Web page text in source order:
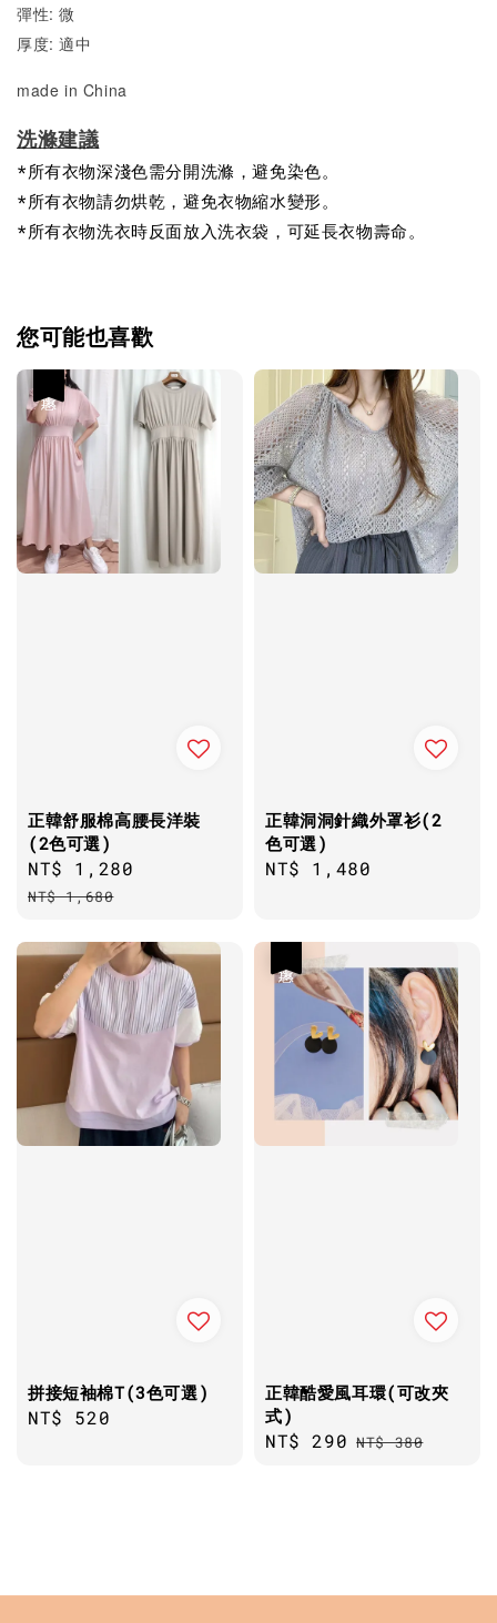
彈性: 微
厚度: 適中
made in China
洗滌建議
*所有衣物深淺色需分開洗滌，避免染色。
*所有衣物請勿烘乾，避免衣物縮水變形。
*所有衣物洗衣時反面放入洗衣袋，可延長衣物壽命。
您可能也喜歡
正韓舒服棉高腰長洋裝
(2色可選)
Sale
price
NT$ 1,280
NT$ 1,680
正韓洞洞針織外罩衫(2
色可選)
Regular
NT$ 1,480
拼接短袖棉T(3色可選)
Regular
NT$ 520
正韓酷愛風耳環(可改夾
式)
Sale
NT$ 290 Regular
NT$ 380